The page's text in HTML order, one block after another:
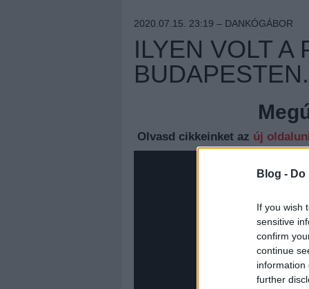
Blog -
If you wish
sensitive
confirm
continue
information
further
2020.07.15. 23:19 – DANKÓGÁBOR
ILYEN VOLT A
Olvasd cikkeinket az új